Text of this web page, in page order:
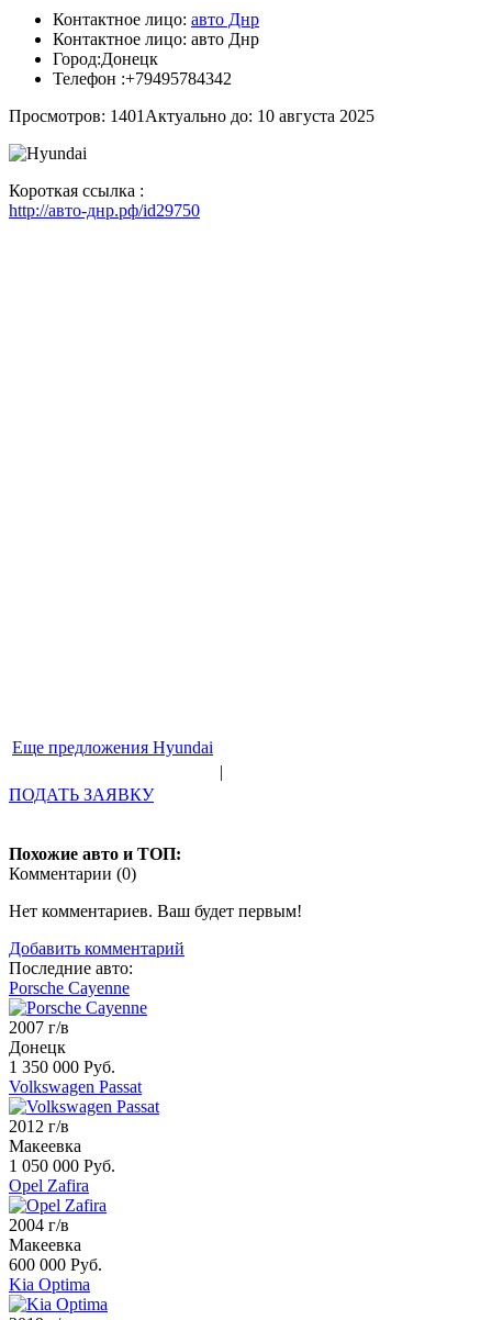
Контактное лицо: авто Днр
Контактное лицо: авто Днр
Город:Донецк
Телефон :+79495784342
Просмотров: 1401 Актуально до: 10 августа 2025
Короткая ссылка :
http://авто-днр.рф/id29750
Еще предложения Hyundai
|
ПОДАТЬ ЗАЯВКУ
Похожие авто и ТОП:
Комментарии (0)
Нет комментариев. Ваш будет первым!
Добавить комментарий
Последние авто:
Porsche Cayenne
2007 г/в
Донецк
1 350 000 Руб.
Volkswagen Passat
2012 г/в
Макеевка
1 050 000 Руб.
Opel Zafira
2004 г/в
Макеевка
600 000 Руб.
Kia Optima